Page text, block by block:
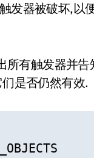
发器被破坏,以
所有触发器并
是否仍然有效.